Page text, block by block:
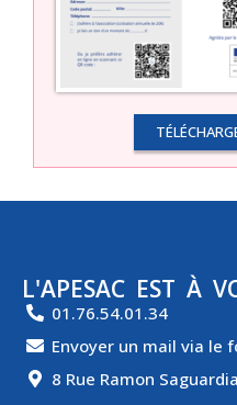
L'APESAC EST À
01.76.54.01.34
Envoyer un mail via le
8 Rue Ramon